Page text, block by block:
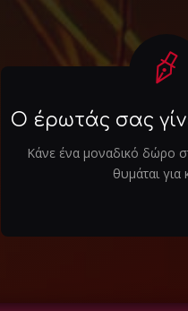
Ο έρωτάς σας
Κάνε ένα μοναδικό δώρο
θυμάται για